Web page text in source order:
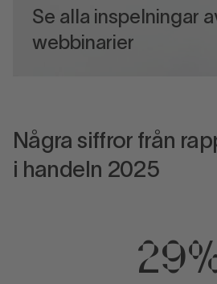
Se alla inspelningar
webbinarier
Några siffror från
i handeln 2025